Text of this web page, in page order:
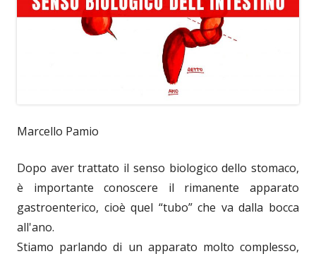
Marcello Pamio
Dopo aver trattato il senso biologico dello stomaco,
è importante conoscere il rimanente apparato
gastroenterico, cioè quel “tubo” che va dalla bocca
all'ano.
Stiamo parlando di un apparato molto complesso,